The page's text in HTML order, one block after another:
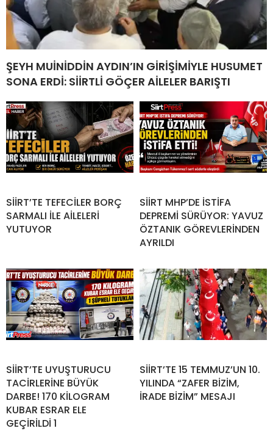
ŞEYH MUİNİDDİN AYDIN’IN GİRİŞİMİYLE HUSUMET
SONA ERDİ: SİİRTLİ GÖÇER AİLELER BARIŞTI
SİİRT’TE TEFECİLER BORÇ
SARMALI İLE AİLELERİ
YUTUYOR
SİİRT MHP’DE İSTİFA
DEPREMİ SÜRÜYOR: YAVUZ
ÖZTANIK GÖREVLERİNDEN
AYRILDI
SİİRT’TE UYUŞTURUCU
TACİRLERİNE BÜYÜK
DARBE! 170 KİLOGRAM
KUBAR ESRAR ELE
GEÇİRİLDİ 1
SİİRT’TE 15 TEMMUZ’UN 10.
YILINDA “ZAFER BİZİM,
İRADE BİZİM” MESAJI